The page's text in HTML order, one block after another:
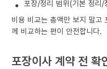
포장/정리 범위(기본 정리/
비용 비교는 총액만 보지 말고
께 비교하는 편이 안전합니다.
포장이사 계약 전 확